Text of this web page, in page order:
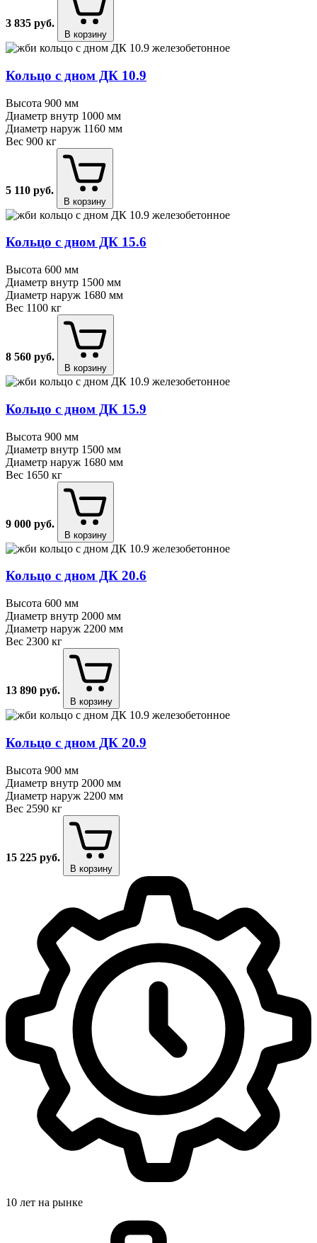
3 835 руб.
В корзину
Кольцо с дном ДК 10.9
Высота 900 мм
Диаметр внутр 1000 мм
Диаметр наруж 1160 мм
Вес 900 кг
5 110 руб.
В корзину
Кольцо с дном ДК 15.6
Высота 600 мм
Диаметр внутр 1500 мм
Диаметр наруж 1680 мм
Вес 1100 кг
8 560 руб.
В корзину
Кольцо с дном ДК 15.9
Высота 900 мм
Диаметр внутр 1500 мм
Диаметр наруж 1680 мм
Вес 1650 кг
9 000 руб.
В корзину
Кольцо с дном ДК 20.6
Высота 600 мм
Диаметр внутр 2000 мм
Диаметр наруж 2200 мм
Вес 2300 кг
13 890 руб.
В корзину
Кольцо с дном ДК 20.9
Высота 900 мм
Диаметр внутр 2000 мм
Диаметр наруж 2200 мм
Вес 2590 кг
15 225 руб.
В корзину
10 лет на рынке